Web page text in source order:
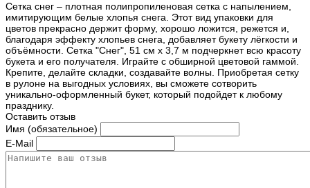
Сетка снег – плотная полипропиленовая сетка с напылением,
имитирующим белые хлопья снега. Этот вид упаковки для
цветов прекрасно держит форму, хорошо ложится, режется и,
благодаря эффекту хлопьев снега, добавляет букету лёгкости и
объёмности. Сетка "Снег", 51 см х 3,7 м подчеркнет всю красоту
букета и его получателя. Играйте с обширной цветовой гаммой.
Крепите, делайте складки, создавайте волны. Приобретая сетку
в рулоне на выгодных условиях, вы сможете сотворить
уникально-оформленный букет, который подойдет к любому
празднику.
Оставить отзыв
Имя (обязательное)
E-Mail